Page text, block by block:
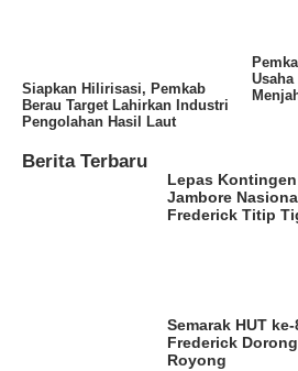
Siapkan Hilirisasi, Pemkab
Berau Target Lahirkan Industri
Pengolahan Hasil Laut
Berita Terbaru
Lepas
Jambore
Frederick Titip
Semarak HUT
Frederick
Royong